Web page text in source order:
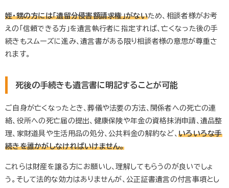
姪・甥の方には「遺留分侵害額請求権」がないため、相談者様がお考
えの「信頼できる方」を遺言執行者に指定すれば、亡くなった後の手
続きもスムーズに進み、遺言書がある限り相談者様の意思が尊重さ
れます。
死後の手続きも遺言書に明記することが可能
ご自身が亡くなったとき、葬儀や法要の方法、関係者への死亡の連
絡、役所への死亡届の提出、健康保険や年金の資格抹消申請、遺品整
理、家財道具や生活用品の処分、公共料金の解約など、 いろいろな手
続きを誰かがしなければいけません。
これらは財産を譲る方にお願いし、理解してもらうのが良いでしょ
う。そして法的な効力はありませんが、公正証書遺言の付言事項とし